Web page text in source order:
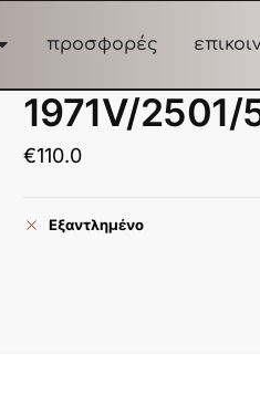
προσφορές
1971V/2501/
€110.0
Εξαντλημένο